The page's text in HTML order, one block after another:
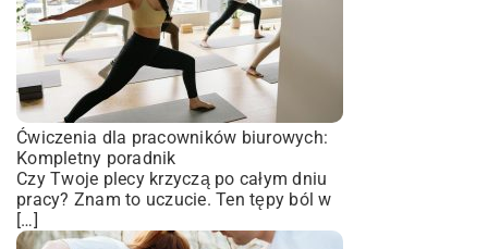
Ćwiczenia dla pracowników biurowych:
Kompletny poradnik
Czy Twoje plecy krzyczą po całym dniu
pracy? Znam to uczucie. Ten tępy ból w
[…]